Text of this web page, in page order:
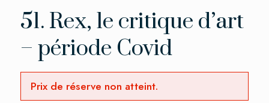
16:32:39
1€ 12 SEPTEMBRE 2025
51. Rex, le critique d’art
– période Covid
Prix de réserve non atteint.